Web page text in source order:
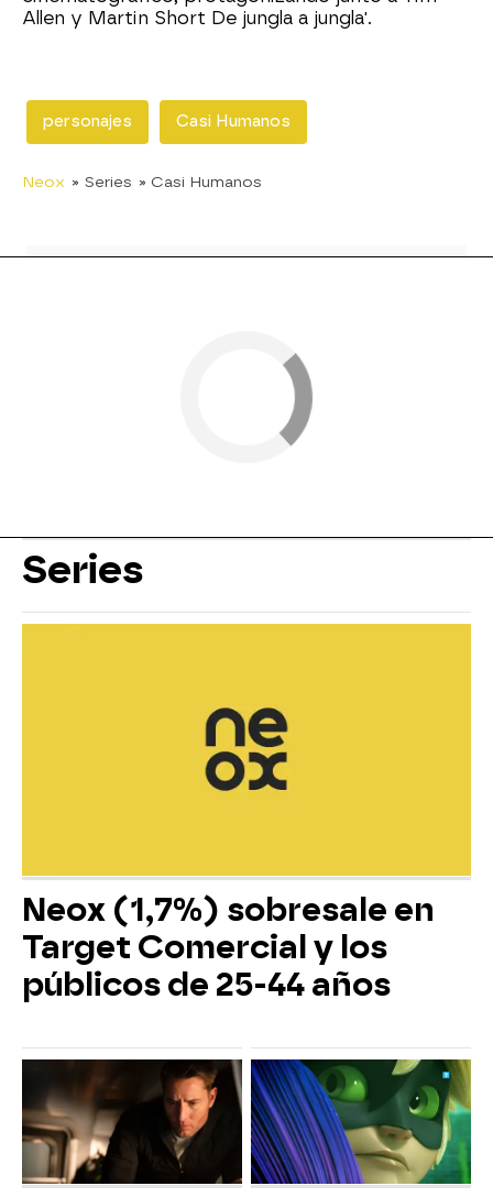
Allen y Martin Short De jungla a jungla'.
personajes Casi Humanos
Neox » Series » Casi Humanos
Series
Neox (1,7%) sobresale en
Target Comercial y los
públicos de 25-44 años